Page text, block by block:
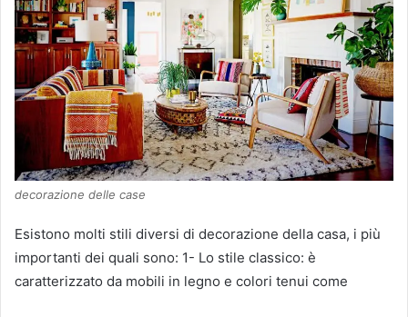
decorazione delle case
Esistono molti stili diversi di decorazione della casa, i più
importanti dei quali sono: 1- Lo stile classico: è
caratterizzato da mobili in legno e colori tenui come